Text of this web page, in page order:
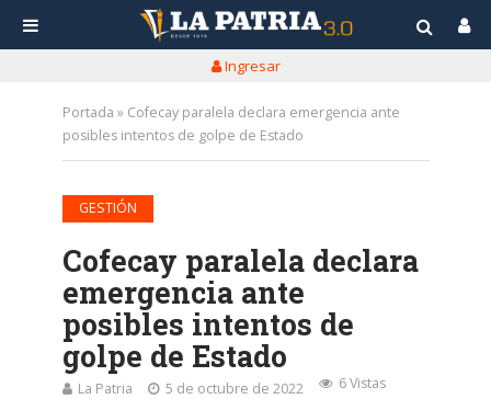
Ingresar
Portada » Cofecay paralela declara emergencia ante
posibles intentos de golpe de Estado
GESTIÓN
Cofecay paralela declara
emergencia ante
posibles intentos de
golpe de Estado
La Patria 5 de octubre de 2022 6 Vistas